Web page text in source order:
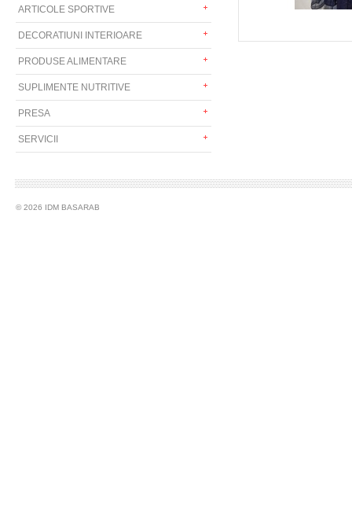
ARTICOLE SPORTIVE
DECORATIUNI INTERIOARE
PRODUSE ALIMENTARE
SUPLIMENTE NUTRITIVE
PRESA
SERVICII
© 2026 IDM BASARAB